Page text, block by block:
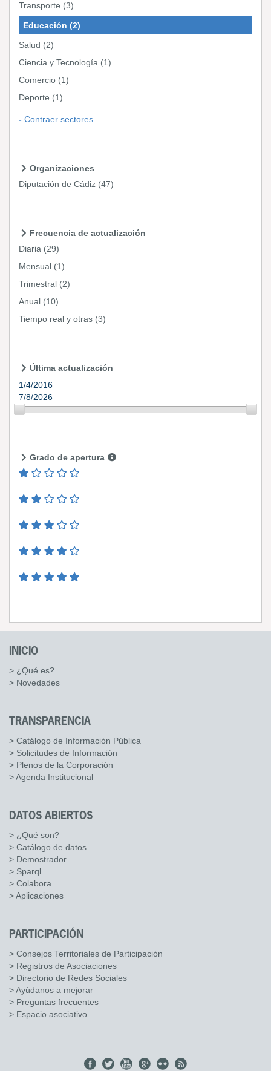
Transporte (3)
Educación (2)
Salud (2)
Ciencia y Tecnología (1)
Comercio (1)
Deporte (1)
Contraer sectores
Organizaciones
Diputación de Cádiz (47)
Frecuencia de actualización
Diaria (29)
Mensual (1)
Trimestral (2)
Anual (10)
Tiempo real y otras (3)
Última actualización
1/4/2016
7/8/2026
Grado de apertura
INICIO
> ¿Qué es?
> Novedades
TRANSPARENCIA
> Catálogo de Información Pública
> Solicitudes de Información
> Plenos de la Corporación
> Agenda Institucional
DATOS ABIERTOS
> ¿Qué son?
> Catálogo de datos
> Demostrador
> Sparql
> Colabora
> Aplicaciones
PARTICIPACIÓN
> Consejos Territoriales de Participación
> Registros de Asociaciones
> Directorio de Redes Sociales
> Ayúdanos a mejorar
> Preguntas frecuentes
> Espacio asociativo